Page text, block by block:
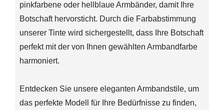
pinkfarbene oder hellblaue Armbänder, damit Ihre
Botschaft hervorsticht. Durch die Farbabstimmung
unserer Tinte wird sichergestellt, dass Ihre Botschaft
perfekt mit der von Ihnen gewählten Armbandfarbe
harmoniert.
Entdecken Sie unsere eleganten Armbandstile, um
das perfekte Modell für Ihre Bedürfnisse zu finden,